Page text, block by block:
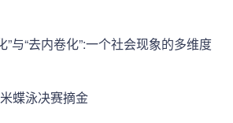
”与“去内卷化”:一个社会现象的多维度
蝶泳决赛摘金